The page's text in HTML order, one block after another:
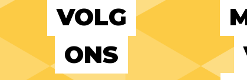
VOLG
ONS